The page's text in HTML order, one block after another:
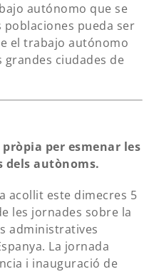
autónomo que se
pueda ser
el trabajo autónomo
grandes ciudades de
per esmenar les
autònoms.
acollit este dimecres 5
les jornades sobre la
administratives
La jornada
i inauguració de